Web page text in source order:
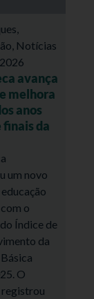
,
, Notícias
avança
melhora
anos
finais da
um novo
o
Índice de
da
O